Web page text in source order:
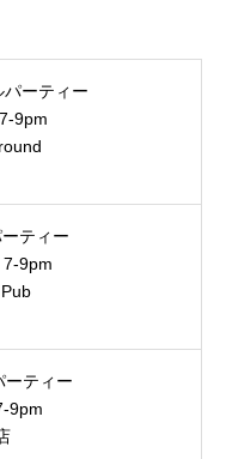
ーティー
9pm
ティー
9pm
ーティー
9pm